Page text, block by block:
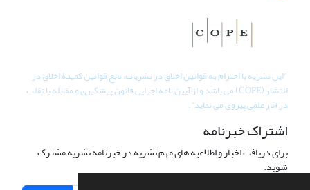
"این نشریه با احترام به قوانین اخلاق در نشریات، تابع قوانین کمیتۀ اخلاق در
انتشار (COPE) می باشد و از آیین نامه اجرایی قانون پیشگیری و مقابله با تقلب
در آثار علمی پیروی می نماید".
اشتراک خبرنامه
برای دریافت اخبار و اطلاعیه های مهم نشریه در خبرنامه نشریه مشترک
شوید.